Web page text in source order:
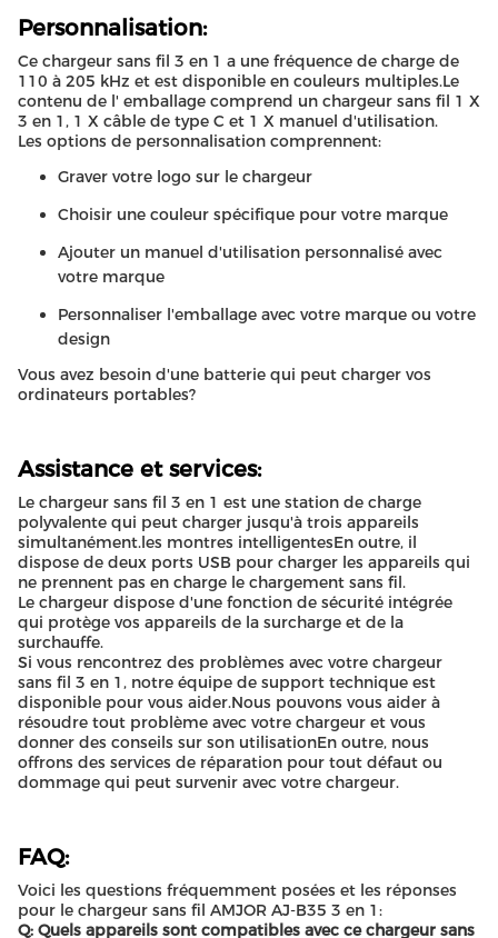
Personnalisation:
Ce chargeur sans fil 3 en 1 a une fréquence de charge de
110 à 205 kHz et est disponible en couleurs multiples.Le
contenu de l' emballage comprend un chargeur sans fil 1 X
3 en 1, 1 X câble de type C et 1 X manuel d'utilisation.
Les options de personnalisation comprennent:
Graver votre logo sur le chargeur
Choisir une couleur spécifique pour votre marque
Ajouter un manuel d'utilisation personnalisé avec
votre marque
Personnaliser l'emballage avec votre marque ou votre
design
Vous avez besoin d'une batterie qui peut charger vos
ordinateurs portables?
Assistance et services:
Le chargeur sans fil 3 en 1 est une station de charge
polyvalente qui peut charger jusqu'à trois appareils
simultanément.les montres intelligentesEn outre, il
dispose de deux ports USB pour charger les appareils qui
ne prennent pas en charge le chargement sans fil.
Le chargeur dispose d'une fonction de sécurité intégrée
qui protège vos appareils de la surcharge et de la
surchauffe.
Si vous rencontrez des problèmes avec votre chargeur
sans fil 3 en 1, notre équipe de support technique est
disponible pour vous aider.Nous pouvons vous aider à
résoudre tout problème avec votre chargeur et vous
donner des conseils sur son utilisationEn outre, nous
offrons des services de réparation pour tout défaut ou
dommage qui peut survenir avec votre chargeur.
FAQ:
Voici les questions fréquemment posées et les réponses
pour le chargeur sans fil AMJOR AJ-B35 3 en 1:
Q: Quels appareils sont compatibles avec ce chargeur sans